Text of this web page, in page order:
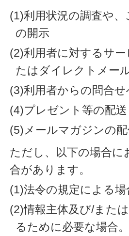
(1)利用状況の調査や
の開示
(2)利用者に対するサ
たはダイレクトメー
(3)利用者からの問合
(4)プレゼント等の配送
(5)メールマガジンの
ただし、以下の場合に
合があります。
(1)法令の規定による場
(2)情報主体及び/また
るために必要な場合。